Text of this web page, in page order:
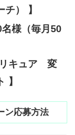
） 】
様（毎月50
リキュア 変
】
ン応募方法